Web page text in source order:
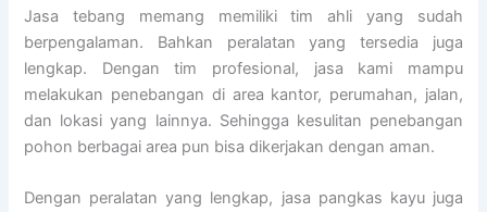
Jasa tebang memang memiliki tim ahli yang sudah
berpengalaman. Bahkan peralatan yang tersedia juga
lengkap. Dengan tim profesional, jasa kami mampu
melakukan penebangan di area kantor, perumahan, jalan,
dan lokasi yang lainnya. Sehingga kesulitan penebangan
pohon berbagai area pun bisa dikerjakan dengan aman.
Dengan peralatan yang lengkap, jasa pangkas kayu juga